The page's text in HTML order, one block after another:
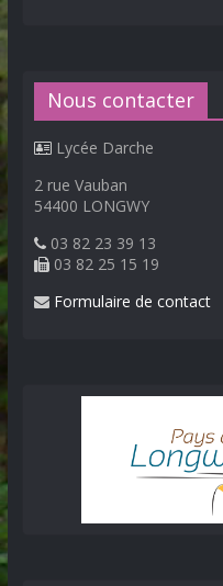
Nous contacter
Lycée Darche
2 rue Vauban
54400 LONGWY
03 82 23 39 13
03 82 25 15 19
Formulaire de contact